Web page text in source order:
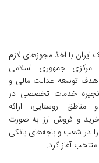
با اخذ مجوزهای لازم
مرکزی جمهوری اسلامی
هدف توسعه عدالت مالی و
خدمات تخصصی در
مناطق روستایی، ارائه
و فروش ارز به صورت
در شعب و باجه‌های بانکی
آغاز کرد.